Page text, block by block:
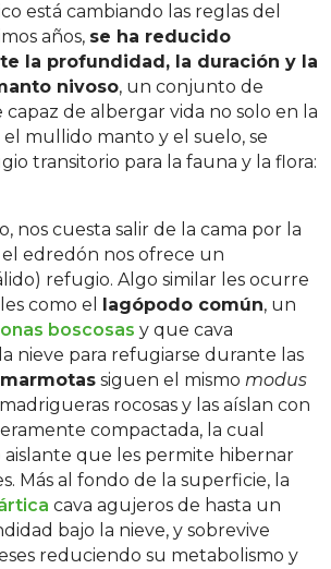
está cambiando las reglas del
años, se ha reducido
la profundidad, la duración y la
nivoso, un conjunto de
capaz de albergar vida no solo en la
mullido manto y el suelo, se
transitorio para la fauna y la flora:
nos cuesta salir de la cama por la
edredón nos ofrece un
refugio. Algo similar les ocurre
como el lagópodo común, un
boscosas y que cava
nieve para refugiarse durante las
marmotas siguen el mismo modus
rocosas y las aíslan con
compactada, la cual
que les permite hibernar
Más al fondo de la superficie, la
cava agujeros de hasta un
bajo la nieve, y sobrevive
reduciendo su metabolismo y